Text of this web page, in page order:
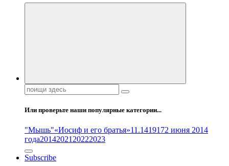
Поиск:
Или проверьте наши популярные категории...
"Мышь"«Иосиф и его братья»11.1419172 июня 2014
года2014202120222023
Subscribe